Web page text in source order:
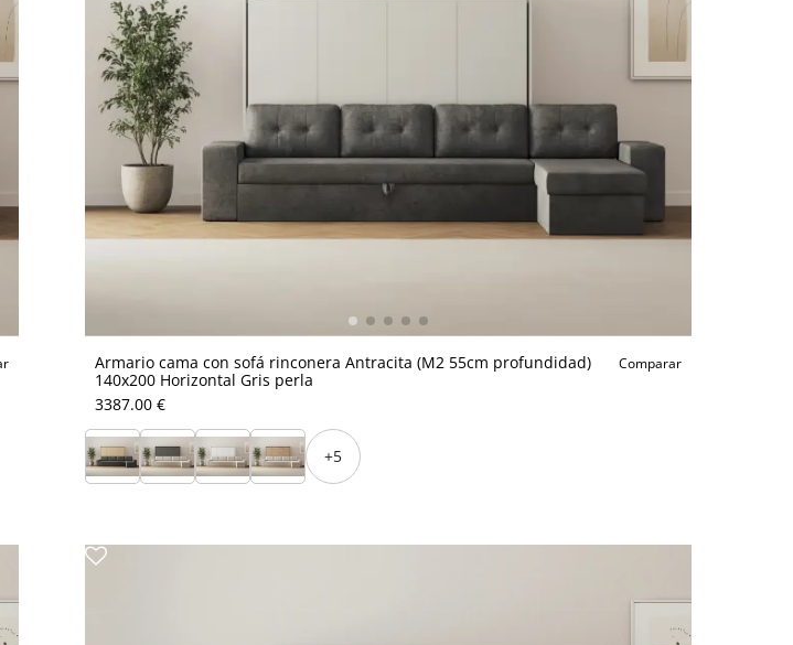
Armario cama con sofá rinconera Antracita (M2 55cm profundidad)
140x200 Horizontal Gris perla
Comparar
3387.00 €
+5